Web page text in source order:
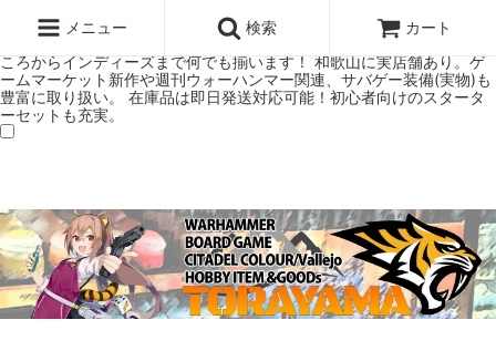
ミアムショップTORAYAMA。通販・オンラインショップです！ ウォー
ハンマーとボードゲームのことなら当店へ！ボードゲームもメジャーど
ころからインディーズまで何でも揃います！ 和歌山に実店舗あり。ゲ
ームマーケット新作や週刊ウォーハンマー関連、サバゲー装備(実物)も
豊富に取り扱い。 在庫品は即日発送対応可能！初心者向けのスタータ
ーセットも充実。
メニュー 検索 カート